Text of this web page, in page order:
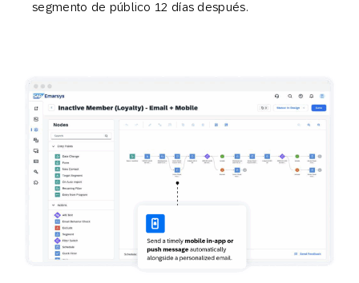
segmento de público 12 días después.